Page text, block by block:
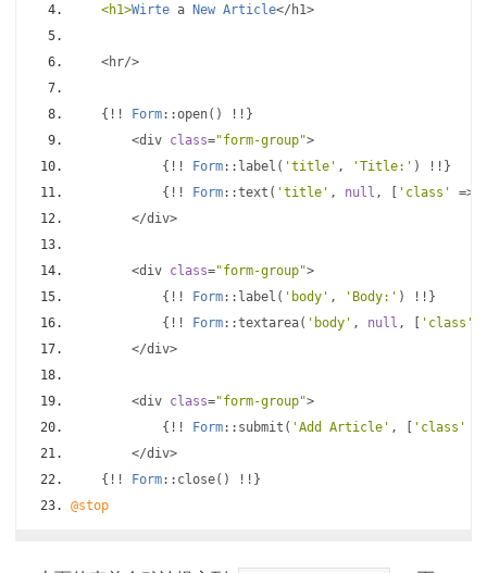
<h1>Wirte a New Article</ h1>
<hr/>
{!! Form::open()
!!}
<div class="form-group">
{!!
Form:: label ( 'title' , 'Title:' )
!!}
{!!
Form::text ( 'title' , null , 'class' =>
</div>
<div class="form-group">
{!!
Form:: label ( 'body' , 'Body:' )
!!}
{!!
Form::textarea( 'body' , null , 'class'
</div>
<div class="form-group">
{!!
Form:: submit ( 'Add Article' , 'class'
</div>
{!!
Form:: close()
!!}
@stop